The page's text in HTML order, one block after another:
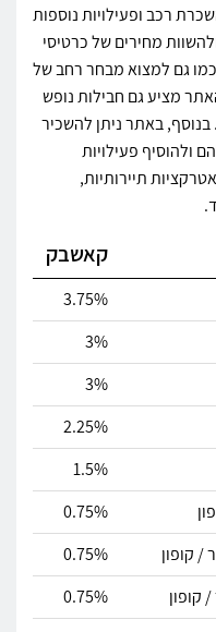
רכב ופעילויות נוספות
מחירים של כרטיסי
גם למצוא מבחר רחב של
מציע גם חבילות נופש
בנוסף, באתר ניתן להשכיר
ולהוסיף פעילויות
תיירותיות,
קאשבק
3.75%
3%
3%
2.25%
1.5%
0.75%
/ קופון
0.75%
קופון
0.75%